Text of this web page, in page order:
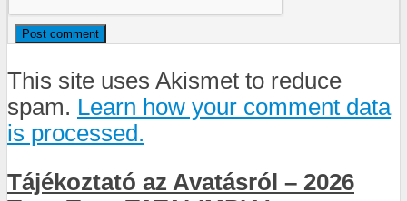
This site uses Akismet to reduce
spam. Learn how your comment data
is processed.
Tájékoztató az Avatásról – 2026